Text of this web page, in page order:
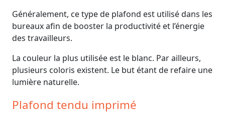
Généralement, ce type de plafond est utilisé dans les
bureaux afin de booster la productivité et l’énergie
des travailleurs.
La couleur la plus utilisée est le blanc. Par ailleurs,
plusieurs coloris existent. Le but étant de refaire une
lumière naturelle.
Plafond tendu imprimé